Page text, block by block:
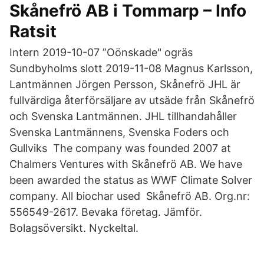
Skånefrö AB i Tommarp – Info
Ratsit
Intern 2019-10-07 ”Oönskade" ogräs
Sundbyholms slott 2019-11-08 Magnus Karlsson,
Lantmännen Jörgen Persson, Skånefrö JHL är
fullvärdiga återförsäljare av utsäde från Skånefrö
och Svenska Lantmännen. JHL tillhandahåller
Svenska Lantmännens, Svenska Foders och
Gullviks The company was founded 2007 at
Chalmers Ventures with Skånefrö AB. We have
been awarded the status as WWF Climate Solver
company. All biochar used Skånefrö AB. Org.nr:
556549-2617. Bevaka företag. Jämför.
Bolagsöversikt. Nyckeltal.